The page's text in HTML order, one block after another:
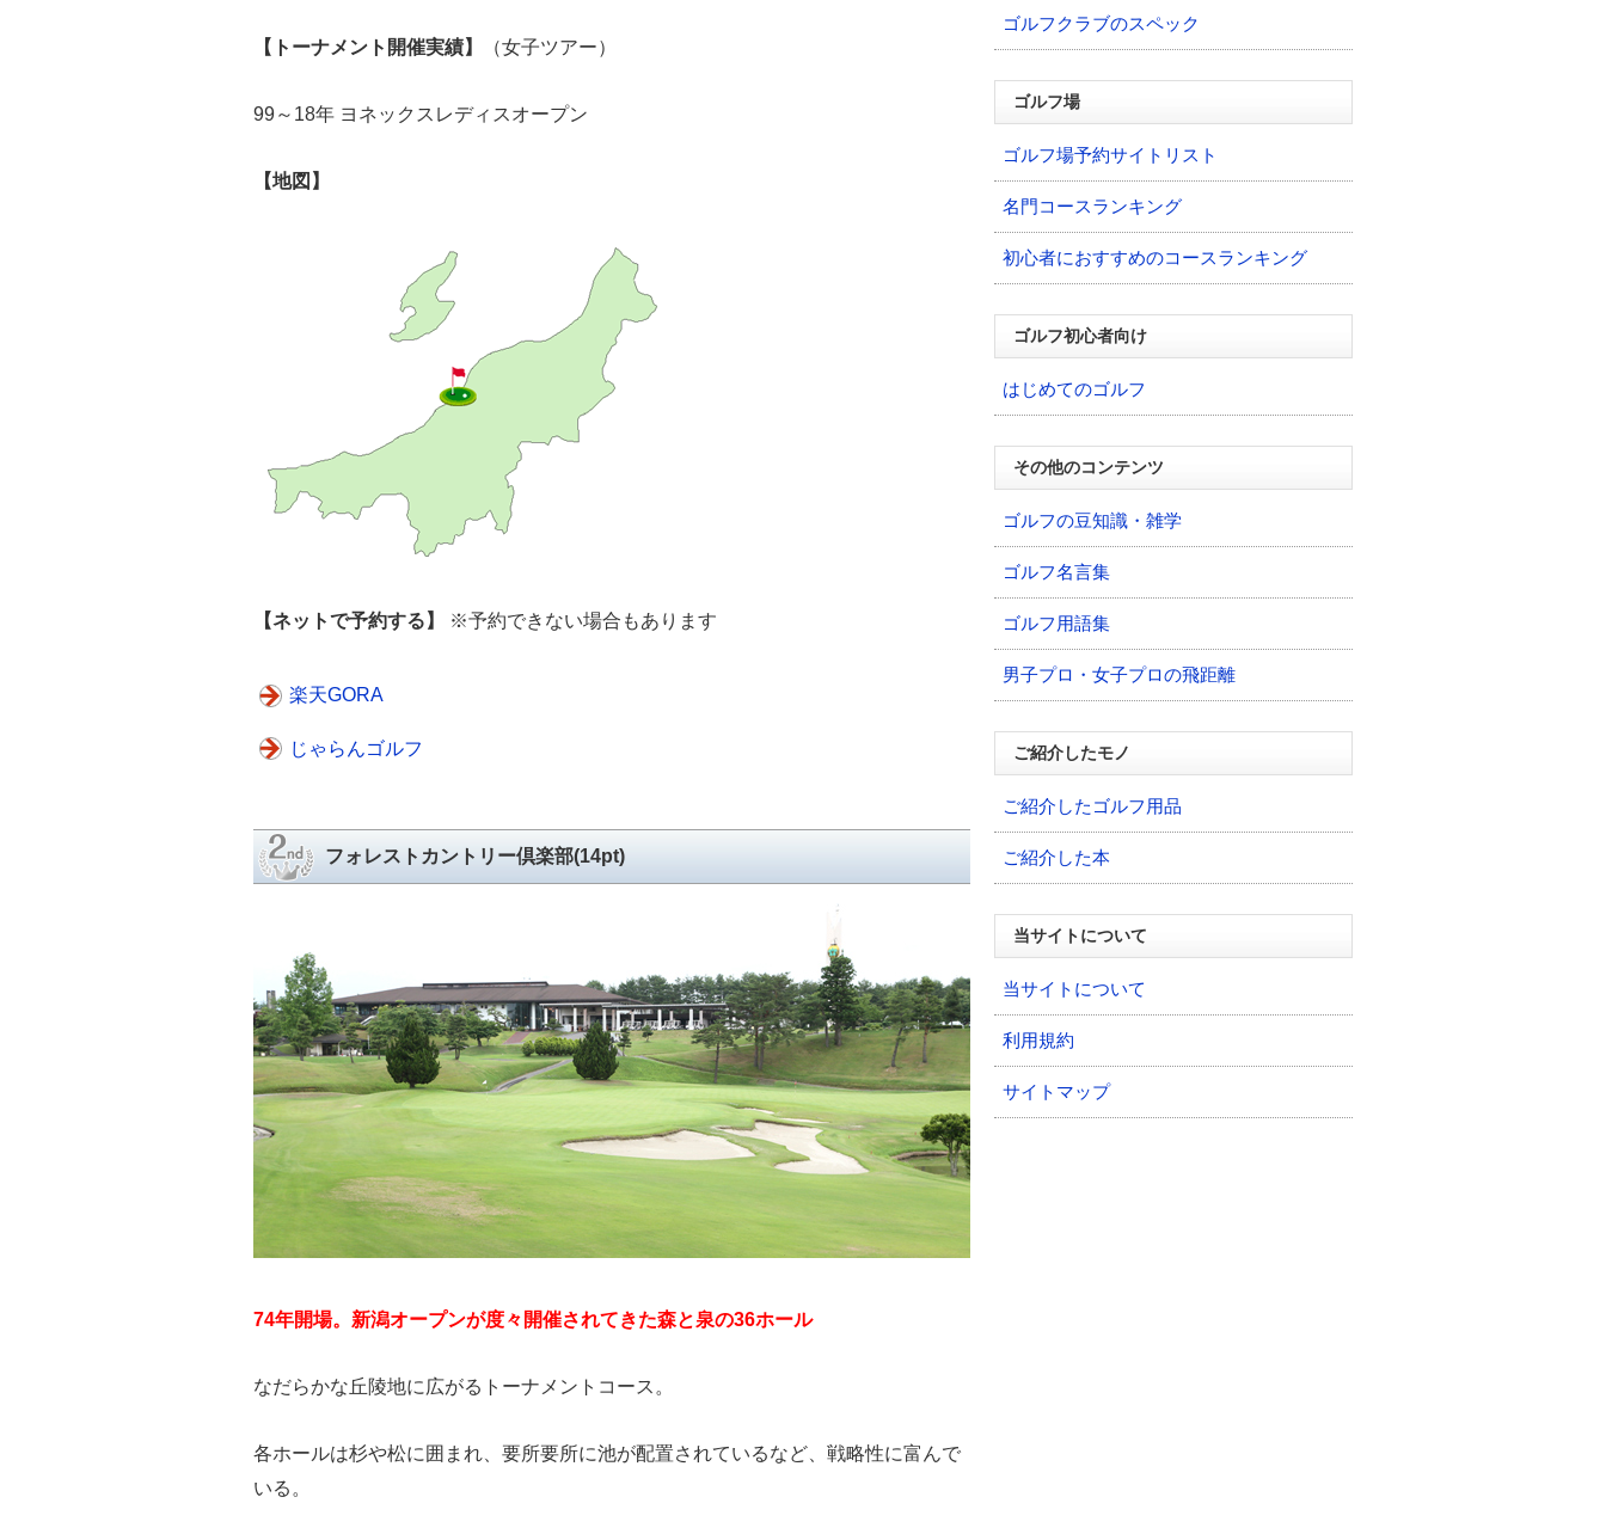
【トーナメント開催実績】 （女子ツアー）
99～18年 ヨネックスレディスオープン
【地図】
【ネットで予約する】 ※予約できない場合もあります
楽天GORA
じゃらんゴルフ
フォレストカントリー倶楽部(14pt)
74年開場。新潟オープンが度々開催されてきた森と泉の36ホール
なだらかな丘陵地に広がるトーナメントコース。
各ホールは杉や松に囲まれ、要所要所に池が配置されているなど、戦略性に富んで
いる。
ゴルフクラブのスペック
ゴルフ場
ゴルフ場予約サイトリスト
名門コースランキング
初心者におすすめのコースランキング
ゴルフ初心者向け
はじめてのゴルフ
その他のコンテンツ
ゴルフの豆知識・雑学
ゴルフ名言集
ゴルフ用語集
男子プロ・女子プロの飛距離
ご紹介したモノ
ご紹介したゴルフ用品
ご紹介した本
当サイトについて
当サイトについて
利用規約
サイトマップ